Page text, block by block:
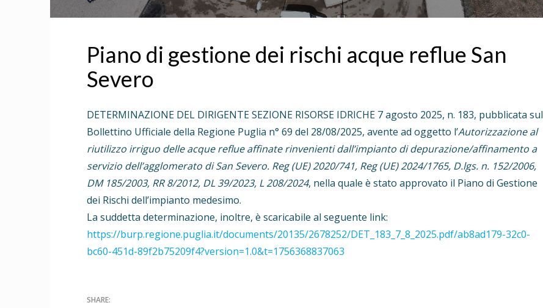
Piano di gestione dei rischi acque reflue San
Severo
DETERMINAZIONE DEL DIRIGENTE SEZIONE RISORSE IDRICHE 7 agosto 2025, n. 183, pubblicata sul
Bollettino Ufficiale della Regione Puglia n° 69 del 28/08/2025, avente ad oggetto l’Autorizzazione al
riutilizzo irriguo delle acque reflue affinate rinvenienti dall’impianto di depurazione/affinamento a
servizio dell’agglomerato di San Severo. Reg (UE) 2020/741, Reg (UE) 2024/1765, D.lgs. n. 152/2006,
DM 185/2003, RR 8/2012, DL 39/2023, L 208/2024, nella quale è stato approvato il Piano di Gestione
dei Rischi dell’impianto medesimo.
La suddetta determinazione, inoltre, è scaricabile al seguente link:
https://burp.regione.puglia.it/documents/20135/2678252/DET_183_7_8_2025.pdf/ab8ad179-32c0-
bc60-451d-89f2b75209f4?version=1.0&t=1756368837063